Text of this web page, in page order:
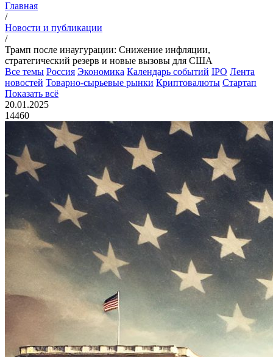
Главная
/
Новости и публикации
/
Трамп после инаугурации: Снижение инфляции,
стратегический резерв и новые вызовы для США
Все темы Россия Экономика Календарь событий IPO Лента
новостей Товарно-сырьевые рынки Криптовалюты Стартап
Показать всё
20.01.2025
14460